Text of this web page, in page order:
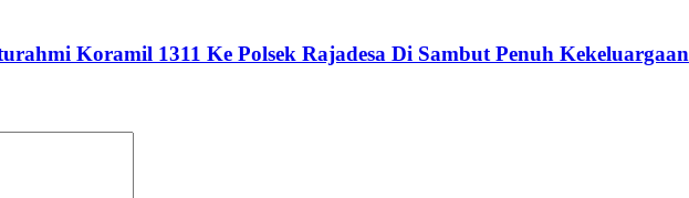
Koramil 1311 Ke Polsek Rajadesa Di Sambut Penuh Kekeluargaan